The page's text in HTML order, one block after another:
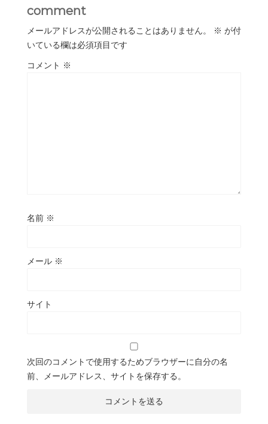
comment
メールアドレスが公開されることはありません。 ※ が付
いている欄は必須項目です
コメント ※
名前 ※
メール ※
サイト
次回のコメントで使用するためブラウザーに自分の名
前、メールアドレス、サイトを保存する。